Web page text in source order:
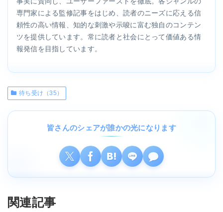
専門家による監修記事をはじめ、読者のニーズに応える信
頼性の高い情報、知的な刺激や示唆に富む独自のコンテン
ツを提供しています。常に読者と社会にとって価値ある情
報発信を目指しています。
待ち受け（35）
皆さんのシェアが誰かの光になります
関連記事